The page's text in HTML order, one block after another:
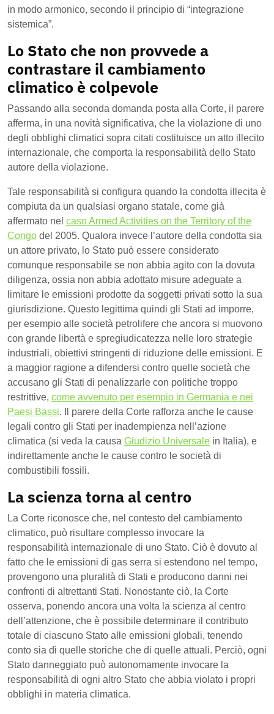
in modo armonico, secondo il principio di “integrazione
sistemica”.
Lo Stato che non provvede a
contrastare il cambiamento
climatico è colpevole
Passando alla seconda domanda posta alla Corte, il parere
afferma, in una novità significativa, che la violazione di uno
degli obblighi climatici sopra citati costituisce un atto illecito
internazionale, che comporta la responsabilità dello Stato
autore della violazione.
Tale responsabilità si configura quando la condotta illecita è
compiuta da un qualsiasi organo statale, come già
affermato nel caso Armed Activities on the Territory of the
Congo del 2005. Qualora invece l’autore della condotta sia
un attore privato, lo Stato può essere considerato
comunque responsabile se non abbia agito con la dovuta
diligenza, ossia non abbia adottato misure adeguate a
limitare le emissioni prodotte da soggetti privati sotto la sua
giurisdizione. Questo legittima quindi gli Stati ad imporre,
per esempio alle società petrolifere che ancora si muovono
con grande libertà e spregiudicatezza nelle loro strategie
industriali, obiettivi stringenti di riduzione delle emissioni. E
a maggior ragione a difendersi contro quelle società che
accusano gli Stati di penalizzarle con politiche troppo
restrittive, come avvenuto per esempio in Germania e nei
Paesi Bassi. Il parere della Corte rafforza anche le cause
legali contro gli Stati per inadempienza nell’azione
climatica (si veda la causa Giudizio Universale in Italia), e
indirettamente anche le cause contro le società di
combustibili fossili.
La scienza torna al centro
La Corte riconosce che, nel contesto del cambiamento
climatico, può risultare complesso invocare la
responsabilità internazionale di uno Stato. Ciò è dovuto al
fatto che le emissioni di gas serra si estendono nel tempo,
provengono una pluralità di Stati e producono danni nei
confronti di altrettanti Stati. Nonostante ciò, la Corte
osserva, ponendo ancora una volta la scienza al centro
dell’attenzione, che è possibile determinare il contributo
totale di ciascuno Stato alle emissioni globali, tenendo
conto sia di quelle storiche che di quelle attuali. Perciò, ogni
Stato danneggiato può autonomamente invocare la
responsabilità di ogni altro Stato che abbia violato i propri
obblighi in materia climatica.